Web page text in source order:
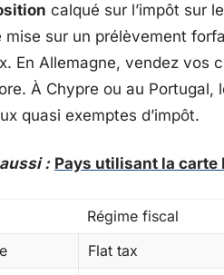
calqué sur l’impôt sur
mise sur un prélèvement
En Allemagne, vendez vos
À Chypre ou au
quasi exemptes d’impôt.
: Pays utilisant la carte
Régime fiscal
Flat tax